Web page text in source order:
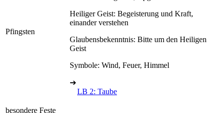
Pfingsten
Heiliger Geist: Begeisterung und Kraft,
einander verstehen
Glaubensbekenntnis: Bitte um den Heiligen
Geist
Symbole: Wind, Feuer, Himmel
➔
LB 2: Taube
besondere Feste